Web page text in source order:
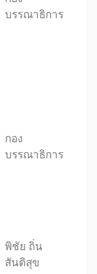
บรรณาธิการ
กอง
บรรณาธิการ
พิชัย ถิ่น
สันติสุข